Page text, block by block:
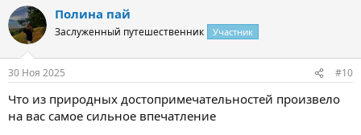
Полина пай
Заслуженный путешественник Участник
30 Ноя 2025 #10
Что из природных достопримечательностей произвело
на вас самое сильное впечатление